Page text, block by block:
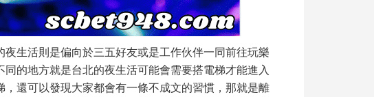
生活則是偏向於三五好友或是工作伙伴一同前往玩樂
的地方就是台北的夜生活可能會需要搭電梯才能進入
還可以發現大家都會有一條不成文的習慣，那就是離